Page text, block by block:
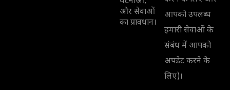
और सेवाओं
का प्रावधान।
आपको उपलब्ध
हमारी सेवाओं के
संबंध में आपको
अपडेट करने के
लिए)।